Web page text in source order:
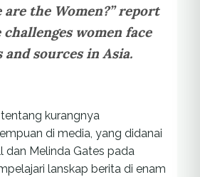
are the Women?” report
challenges women face
sources in Asia.
tentang kurangnya
di media, yang didanai
dan Melinda Gates pada
lanskap berita di enam